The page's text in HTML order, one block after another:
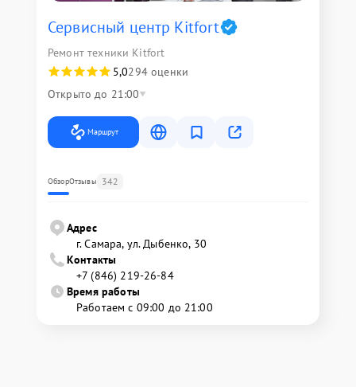
Сервисный центр Kitfort
Ремонт техники Kitfort
5,0294 оценки
Открыто до 21:00
Маршрут
ОбзорОтзывы 342
Адрес
г. Самара, ул. Дыбенко, 30
Контакты
+7 (846) 219-26-84
Время работы
Работаем с 09:00 до 21:00